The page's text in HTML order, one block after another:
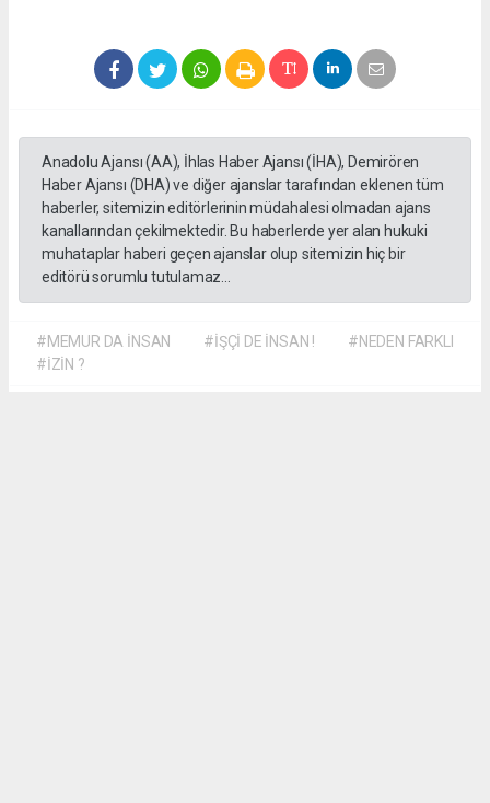
Anadolu Ajansı (AA), İhlas Haber Ajansı (İHA), Demirören
Haber Ajansı (DHA) ve diğer ajanslar tarafından eklenen tüm
haberler, sitemizin editörlerinin müdahalesi olmadan ajans
kanallarından çekilmektedir. Bu haberlerde yer alan hukuki
muhataplar haberi geçen ajanslar olup sitemizin hiç bir
editörü sorumlu tutulamaz...
#MEMUR DA İNSAN #İŞÇİ DE İNSAN !
#NEDEN FARKLI
#İZİN ?